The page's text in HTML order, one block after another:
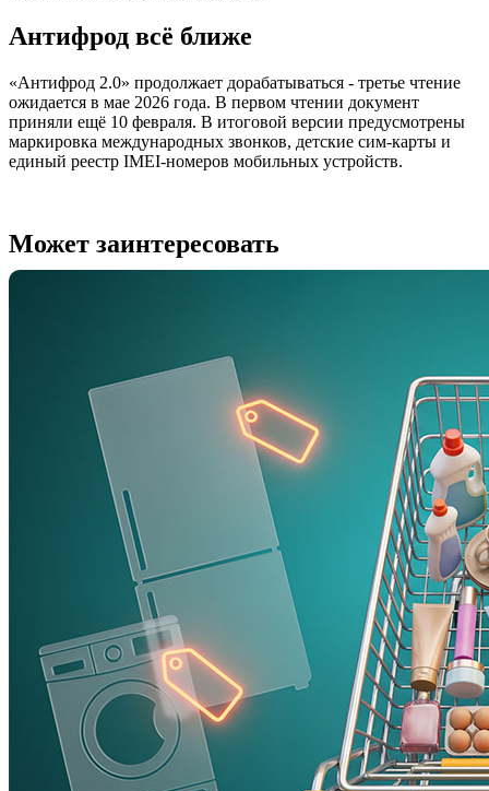
Антифрод всё ближе
«Антифрод 2.0» продолжает дорабатываться - третье чтение
ожидается в мае 2026 года. В первом чтении документ
приняли ещё 10 февраля. В итоговой версии предусмотрены
маркировка международных звонков, детские сим-карты и
единый реестр IMEI-номеров мобильных устройств.
Может заинтересовать